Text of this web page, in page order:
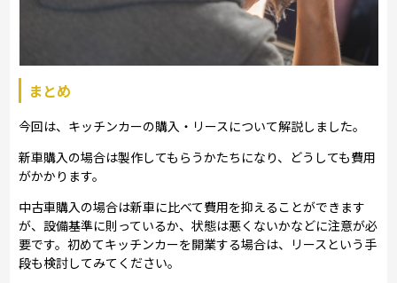
まとめ
今回は、キッチンカーの購入・リースについて解説しました。
新車購入の場合は製作してもらうかたちになり、どうしても費用
がかかります。
中古車購入の場合は新車に比べて費用を抑えることができます
が、設備基準に則っているか、状態は悪くないかなどに注意が必
要です。初めてキッチンカーを開業する場合は、リースという手
段も検討してみてください。